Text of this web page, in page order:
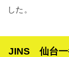
した。
JINS 仙台一